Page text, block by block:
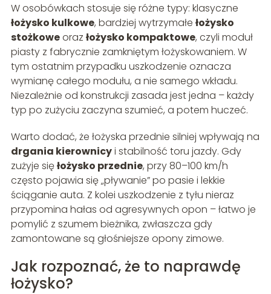
W osobówkach stosuje się różne typy: klasyczne
łożysko kulkowe, bardziej wytrzymałe łożysko
stożkoweoraz łożysko kompaktowe, czyli moduł
piasty z fabrycznie zamkniętym łożyskowaniem. W
tym ostatnim przypadku uszkodzenie oznacza
wymianę całego modułu, a nie samego wkładu.
Niezależnie od konstrukcji zasada jest jedna – każdy
typ po zużyciu zaczyna szumieć, a potem huczeć.
Warto dodać, że łożyska przednie silniej wpływają na
drgania kierownicyi stabilność toru jazdy. Gdy
zużyje sięłożysko przednie, przy 80–100 km/h
często pojawia się „pływanie” po pasie i lekkie
ściąganie auta. Z kolei uszkodzenie z tyłu nieraz
przypomina hałas od agresywnych opon – łatwo je
pomylić z szumem bieżnika, zwłaszcza gdy
zamontowane są głośniejsze opony zimowe.
Jak rozpoznać, że to naprawdę
łożysko?